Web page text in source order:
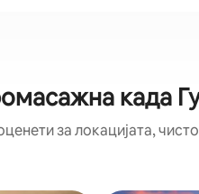
када
за локацијата,